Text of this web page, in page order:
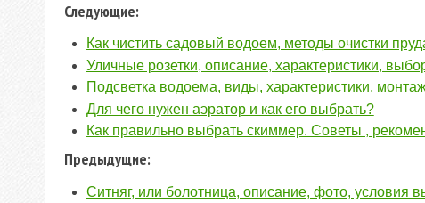
Следующие:
Как чистить садовый водоем, методы очистки
Уличные розетки, описание, характеристики,
Подсветка водоема, виды, характеристики,
Для чего нужен аэратор и как его выбрать?
Как правильно выбрать скиммер. Советы ,
Предыдущие:
Ситняг, или болотница, описание, фото, условия